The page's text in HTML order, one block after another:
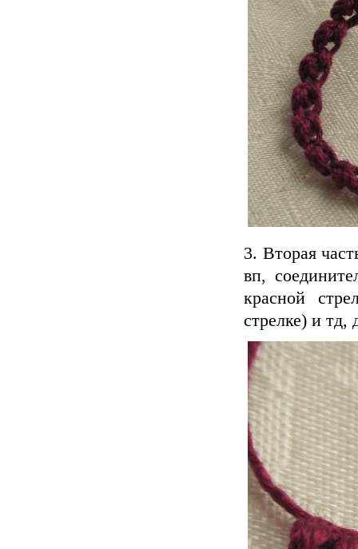
3. Вторая
вп,
красной
стрелке) и тд,